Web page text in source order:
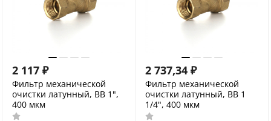
2 117 ₽
Фильтр механической
очистки латунный, ВВ 1",
400 мкм
2 737,34 ₽
Фильтр механической
очистки латунный, ВВ 1
1/4", 400 мкм